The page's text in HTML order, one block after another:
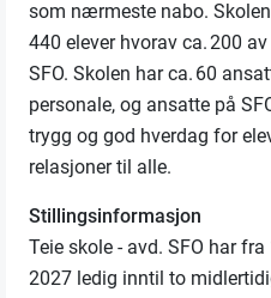
som nærmeste nabo.
440 elever hvorav ca. 200
SFO. Skolen har ca. 60
personale, og ansatte på
trygg og god hverdag for
relasjoner til alle.
Stillingsinformasjon
Teie skole - avd. SFO har
2027 ledig inntilto